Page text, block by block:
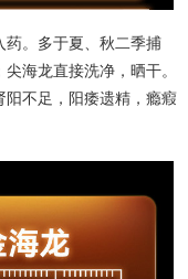
药。多于夏、秋二季捕
海龙直接洗净，晒干。
阳不足，阳痿遗精，瘾瘕